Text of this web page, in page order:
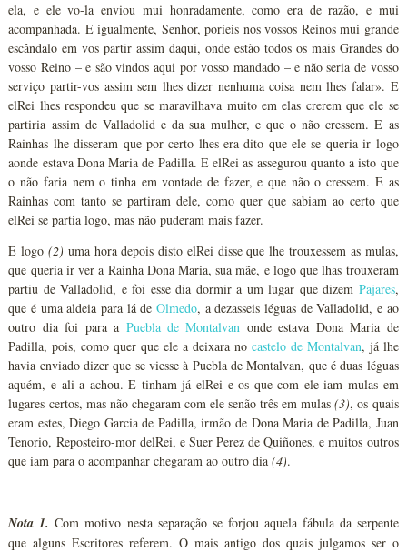
ela, e ele vo-la enviou mui honradamente, como era de razão, e mui
acompanhada. E igualmente, Senhor, poríeis nos vossos Reinos mui grande
escândalo em vos partir assim daqui, onde estão todos os mais Grandes do
vosso Reino – e são vindos aqui por vosso mandado – e não seria de vosso
serviço partir-vos assim sem lhes dizer nenhuma coisa nem lhes falar». E
elRei lhes respondeu que se maravilhava muito em elas crerem que ele se
partiria assim de Valladolid e da sua mulher, e que o não cressem. E as
Rainhas lhe disseram que por certo lhes era dito que ele se queria ir logo
aonde estava Dona Maria de Padilla. E elRei as assegurou quanto a isto que
o não faria nem o tinha em vontade de fazer, e que não o cressem. E as
Rainhas com tanto se partiram dele, como quer que sabiam ao certo que
elRei se partia logo, mas não puderam mais fazer.
E logo(2) uma hora depois disto elRei disse que lhe trouxessem as mulas,
que queria ir ver a Rainha Dona Maria, sua mãe, e logo que lhas trouxeram
partiu de Valladolid, e foi esse dia dormir a um lugar que dizem Pajares,
que é uma aldeia para lá de Olmedo, a dezasseis léguas de Valladolid, e ao
outro dia foi para a Puebla de Montalvan onde estava Dona Maria de
Padilla, pois, como quer que ele a deixara no castelo de Montalvan, já lhe
havia enviado dizer que se viesse à Puebla de Montalvan, que é duas léguas
aquém, e ali a achou. E tinham já elRei e os que com ele iam mulas em
lugares certos, mas não chegaram com ele senão três em mulas(3), os quais
eram estes, Diego Garcia de Padilla, irmão de Dona Maria de Padilla, Juan
Tenorio, Reposteiro-mor delRei, e Suer Perez de Quiñones, e muitos outros
que iam para o acompanhar chegaram ao outro dia(4).
Nota 1. Com motivo nesta separação se forjou aquela fábula da serpente
que alguns Escritores referem. O mais antigo dos quais julgamos ser o